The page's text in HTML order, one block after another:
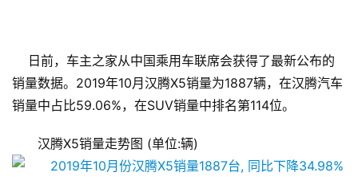
销量数据。2019年10月汉腾X5销量为1887辆，在汉腾汽车
销量中占比59.06%，在SUV销量中排名第114位。
汉腾X5销量走势图 (单位:辆)